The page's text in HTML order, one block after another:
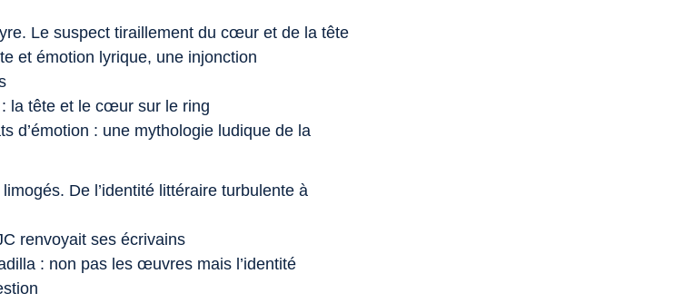
Le suspect tiraillement du cœur et de la tête
et émotion lyrique, une injonction
la tête et le cœur sur le ring
d’émotion : une mythologie ludique de la
De l’identité littéraire turbulente à
renvoyait ses écrivains
: non pas les œuvres mais l’identité